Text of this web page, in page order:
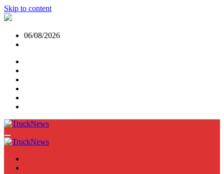
Skip to content
06/08/2026